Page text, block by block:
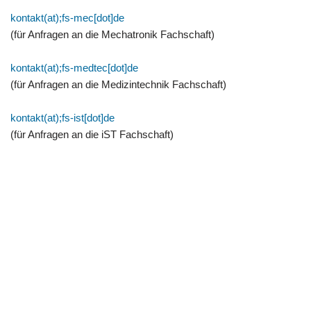
kontakt(at);fs-mec[dot]de
(für Anfragen an die Mechatronik Fachschaft)
kontakt(at);fs-medtec[dot]de
(für Anfragen an die Medizintechnik Fachschaft)
kontakt(at);fs-ist[dot]de
(für Anfragen an die iST Fachschaft)